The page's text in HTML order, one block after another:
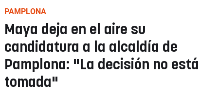
PAMPLONA
Maya deja en el aire su
candidatura a la alcaldía de
Pamplona: "La decisión no está
tomada"